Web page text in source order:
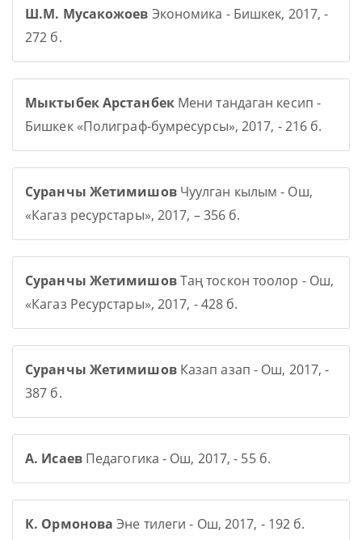
Ш.М. Мусакожоев Экономика - Бишкек, 2017, -
272 б.
Мыктыбек АрстанбекМени тандаган кесип -
Бишкек «Полиграф-бумресурсы», 2017, - 216 б.
Суранчы ЖетимишовЧуулган кылым - Ош,
«Кагаз ресурстары», 2017, – 356 б.
Суранчы ЖетимишовТаң тоскон тоолор - Ош,
«Кагаз Ресурстары», 2017, - 428 б.
Суранчы ЖетимишовКазап азап - Ош, 2017, -
387 б.
А. ИсаевПедагогика - Ош, 2017, - 55 б.
К. Ормонова Эне тилеги - Ош, 2017, - 192 б.